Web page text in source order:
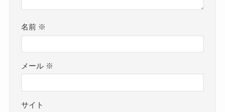
名前 ※
メール ※
サイト